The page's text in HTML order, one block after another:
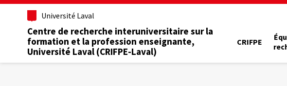
Aller
principal
Université Laval
Centre de recherche interuniversitaire sur la
formation et la profession enseignante,
Université Laval (CRIFPE-Laval)
CRIFPE